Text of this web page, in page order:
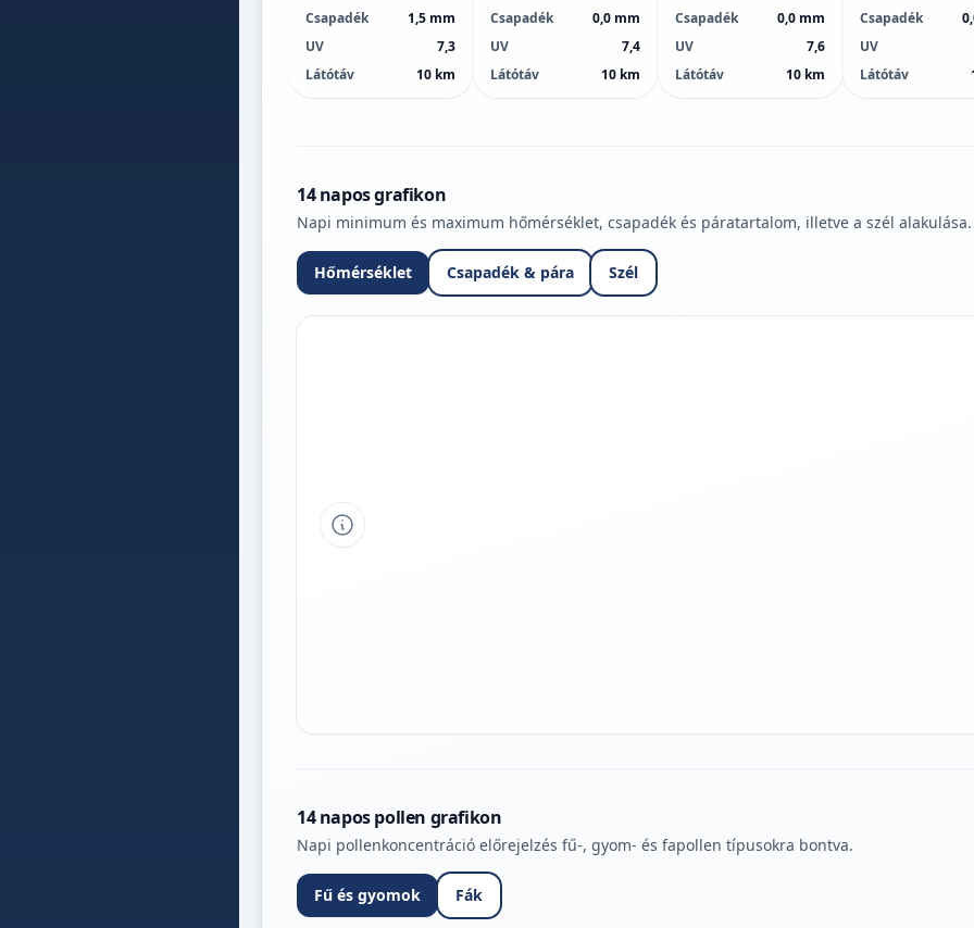
Csapadék
1,5 mm
UV
7,3
Látótáv
10 km
Csapadék
0,0 mm
UV
7,4
Látótáv
10 km
Csapadék
0,0 mm
UV
7,6
Látótáv
10 km
Csapadék
UV
Látótáv
14 napos grafikon
Napi minimum és maximum hőmérséklet, csapadék és páratartalom, illetve a szél alakulása.
Hőmérséklet Csapadék & pára Szél
Tipp a grafikon jelmagyarázatához
14 napos pollen grafikon
Napi pollenkoncentráció előrejelzés fű-, gyom- és fapollen típusokra bontva.
Fű és gyomok Fák